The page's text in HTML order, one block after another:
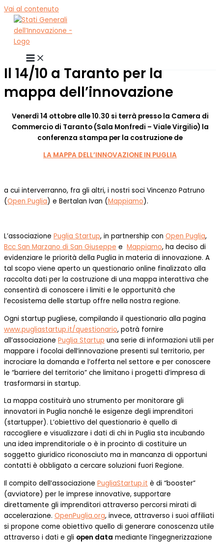
Vai al contenuto
Il 14/10 a Taranto per la
mappa dell’innovazione
Venerdì 14 ottobre alle 10.30 si terrà presso la Camera di
Commercio di Taranto (Sala Monfredi – Viale Virgilio) la
conferenza stampa per la costruzione de
LA MAPPA DELL’INNOVAZIONE IN PUGLIA
a cui interverranno, fra gli altri, i nostri soci Vincenzo Patruno
(Open Puglia) e Bertalan Ivan (Mappiamo).
L’associazione Puglia Startup, in partnership con Open Puglia,
Bcc San Marzano di San Giuseppe e Mappiamo, ha deciso di
evidenziare le priorità della Puglia in materia di innovazione. A
tal scopo viene aperto un questionario online finalizzato alla
raccolta dati per la costruzione di una mappa interattiva che
consentirà di conoscere i limiti e le opportunità che
l’ecosistema delle startup offre nella nostra regione.
Ogni startup pugliese, compilando il questionario alla pagina
www.pugliastartup.it/questionario, potrà fornire
all’associazione Puglia Startup una serie di informazioni utili per
mappare i focolai dell’innovazione presenti sul territorio, per
incrociare la domanda e l’offerta nel settore e per conoscere
le “barriere del territorio” che limitano i progetti d’impresa di
trasformarsi in startup.
La mappa costituirà uno strumento per monitorare gli
innovatori in Puglia nonché le esigenze degli imprenditori
(startupper). L’obiettivo del questionario è quello di
raccogliere e visualizzare i dati di chi in Puglia sta incubando
una idea imprenditoriale o è in procinto di costituire un
soggetto giuridico riconosciuto ma in mancanza di opportuni
contatti è obbligato a cercare soluzioni fuori Regione.
Il compito dell’associazione PugliaStartup.it è di “booster”
(avviatore) per le imprese innovative, supportare
direttamente gli imprenditori attraverso percorsi mirati di
accelerazione. OpenPuglia.org, invece, attraverso i suoi affiliati
si propone come obiettivo quello di generare conoscenza utile
attraverso i dati e gli open data mediante l’ingegnerizzazione